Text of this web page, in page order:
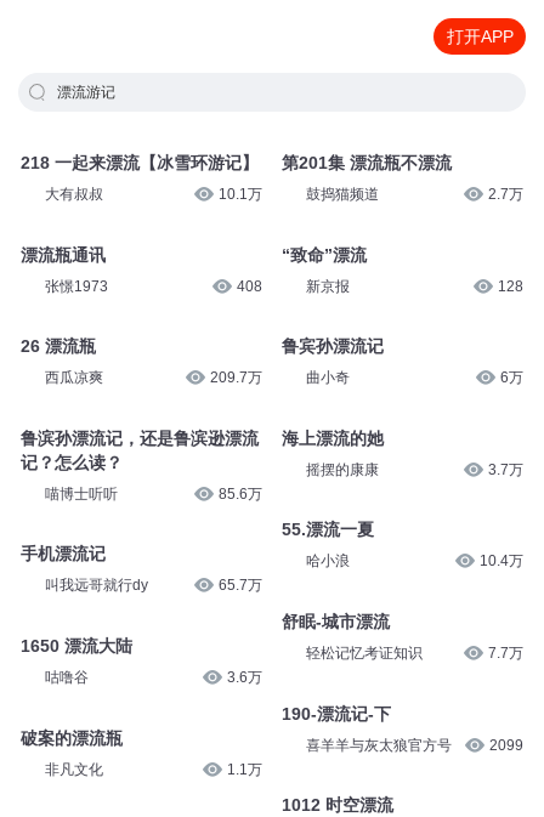
打开APP
漂流游记
218 一起来漂流【冰雪环游记】
大有叔叔 10.1万
漂流瓶通讯
张憬1973 408
26 漂流瓶
西瓜凉爽 209.7万
鲁滨孙漂流记，还是鲁滨逊漂流
记？怎么读？
喵博士听听 85.6万
手机漂流记
叫我远哥就行dy 65.7万
1650 漂流大陆
咕噜谷 3.6万
破案的漂流瓶
非凡文化 1.1万
第201集 漂流瓶不漂流
鼓捣猫频道 2.7万
“致命”漂流
新京报 128
鲁宾孙漂流记
曲小奇 6万
海上漂流的她
摇摆的康康 3.7万
55.漂流一夏
哈小浪 10.4万
舒眠-城市漂流
轻松记忆考证知识 7.7万
190-漂流记-下
喜羊羊与灰太狼官方号 2099
1012 时空漂流